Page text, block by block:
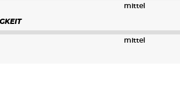
mittel
mittel